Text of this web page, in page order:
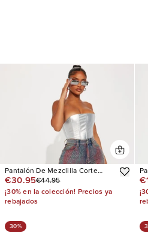
Pantalón De Mezclilla Corte
Recto Daydreaming Embellished
€30.95€44.95
¡30% en la colección! Precios ya
rebajados
30%